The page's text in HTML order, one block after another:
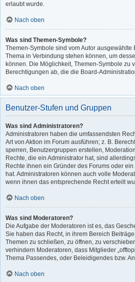
erlaubt wurde.
Nach oben
Was sind Themen-Symbole?
Themen-Symbole sind vom Autor ausgewählte
Thema in Verbindung stehen können, um
können. Die Möglichkeit, Themen-Symbole zu
Berechtigungen ab, die die Board-
Nach oben
Benutzer-Stufen und Gruppen
Was sind Administratoren?
Administratoren haben die umfassendsten
Art von Aktion im Forum ausführen; z. B.
sperren, Benutzergruppen erstellen,
Rechte, die ein Administrator hat, sind
Rechte ihnen ein Gründer des Forums oder
hat. Administratoren können auch volle
wenn ihnen das entsprechende Recht erteilt
Nach oben
Was sind Moderatoren?
Die Aufgabe der Moderatoren ist es, das
Sie haben das Recht, in ihrem Bereich
Themen zu schließen, zu öffnen, zu
verhindern Moderatoren, dass Mitglieder
Thema Passendes, oder Beleidigendes bzw.
Nach oben